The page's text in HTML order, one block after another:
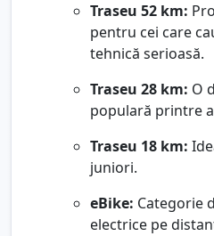
Traseu 52 km:
pentru cei care
tehnică serioasă.
Traseu 28 km: O
populară printre
Traseu 18 km:
juniori.
eBike: Categorie
electrice pe